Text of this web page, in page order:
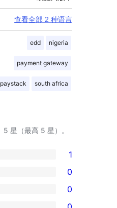
查看全部 2 种语言
edd nigeria
payment gateway
paystack south africa
5 星（最高 5 星）。
1
0
0